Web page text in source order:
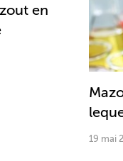
en
19 mai